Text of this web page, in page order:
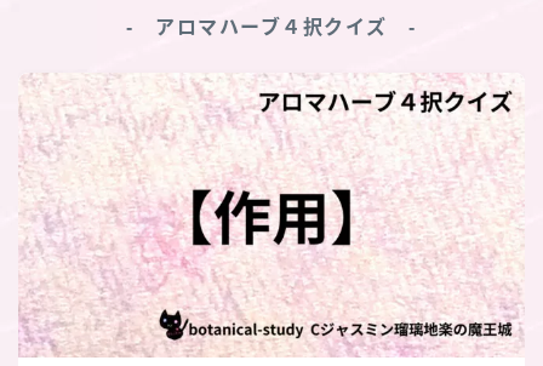
‐ アロマハーブ４択クイズ ‐